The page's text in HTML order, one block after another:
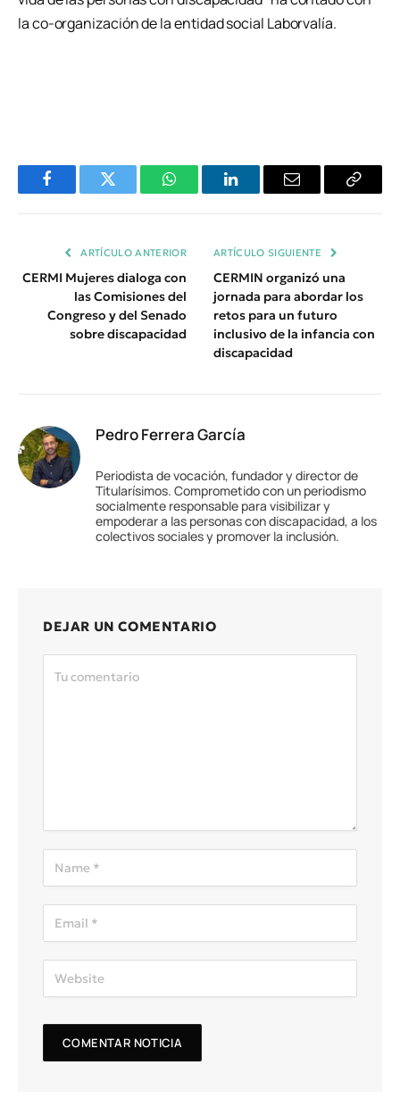
la co-organización de la entidad social Laborvalía.
FacebookTwitter WhatsAppLinkedInEmail
Copiar
ARTÍCULO ANTERIOR
CERMI Mujeres dialoga con
las Comisiones del
Congreso y del Senado
sobre discapacidad
ARTÍCULO SIGUIENTE
CERMIN organizó una
jornada para abordar los
retos para un futuro
inclusivo de la infancia con
discapacidad
Pedro Ferrera García
Periodista de vocación, fundador y director de
Titularísimos. Comprometido con un periodismo
socialmente responsable para visibilizar y
empoderar a las personas con discapacidad, a los
colectivos sociales y promover la inclusión.
DEJAR UN COMENTARIO